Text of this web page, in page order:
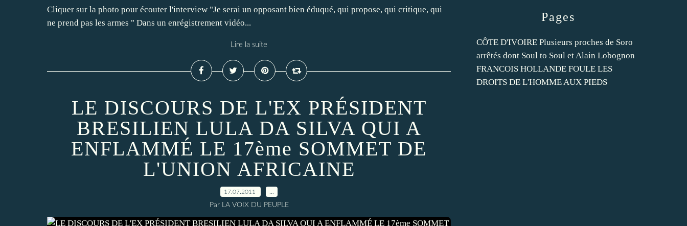
Cliquer sur la photo pour écouter l'interview "Je serai un opposant bien éduqué, qui propose, qui critique, qui
ne prend pas les armes " Dans un enrégistrement vidéo...
Lire la suite
LE DISCOURS DE L'EX PRÉSIDENT
BRESILIEN LULA DA SILVA QUI A
ENFLAMMÉ LE 17ème SOMMET DE
L'UNION AFRICAINE
17.07.2011
Par LA VOIX DU PEUPLE
Pages
CÔTE D'IVOIRE Plusieurs proches de Soro
arrêtés dont Soul to Soul et Alain Lobognon
FRANCOIS HOLLANDE FOULE LES
DROITS DE L'HOMME AUX PIEDS